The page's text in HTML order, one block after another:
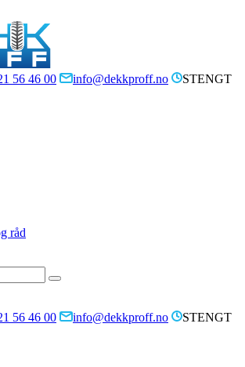
56 46 00 info@dekkproff.no
STENGT
råd
56 46 00 info@dekkproff.no
STENGT